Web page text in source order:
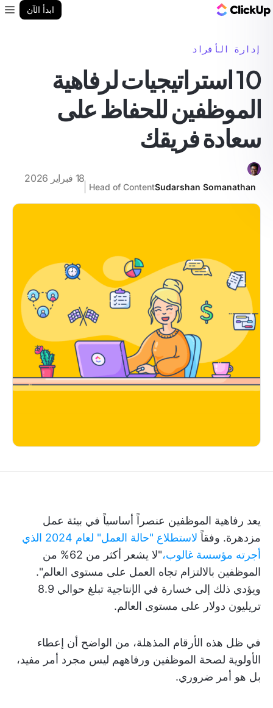
ابدأ الآن
إدارة الأفراد
10 استراتيجيات لرفاهية
الموظفين للحفاظ على
سعادة فريقك
Sudarshan Somanathan
Head of Content
18 فبراير 2026
يعد رفاهية الموظفين عنصراً أساسياً في بيئة عمل
مزدهرة. وفقاً
لاستطلاع "حالة العمل" لعام 2024 الذي
أجرته مؤسسة غالوب،
"لا يشعر أكثر من 62% من
الموظفين بالالتزام تجاه العمل على مستوى العالم".
ويؤدي ذلك إلى خسارة في الإنتاجية تبلغ حوالي 8.9
تريليون دولار على مستوى العالم.
في ظل هذه الأرقام المذهلة، من الواضح أن إعطاء
الأولوية لصحة الموظفين ورفاههم ليس مجرد أمر مفيد،
بل هو أمر ضروري.